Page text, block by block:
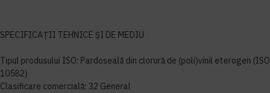
SPECIFICAȚII TEHNICE ȘI DE MEDIU
Tipul produsului ISO: Pardoseală din clorură de (poli)vinil eterogen (ISO
10582)
Clasificare comercială: 32 General